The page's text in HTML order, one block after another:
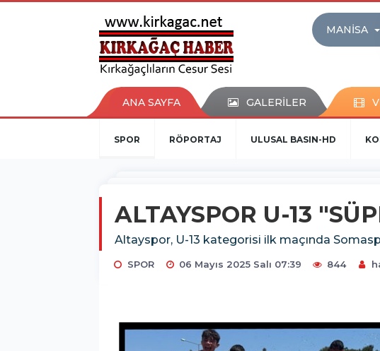
MANISA
ANA SAYFA GALERİLER
SPOR RÖPORTAJ ULUSAL BASIN-HD
ALTAYSPOR U-13
Altayspor, U-13 kategorisi ilk maçında
SPOR 06 Mayıs 2025 Salı 07:39 844